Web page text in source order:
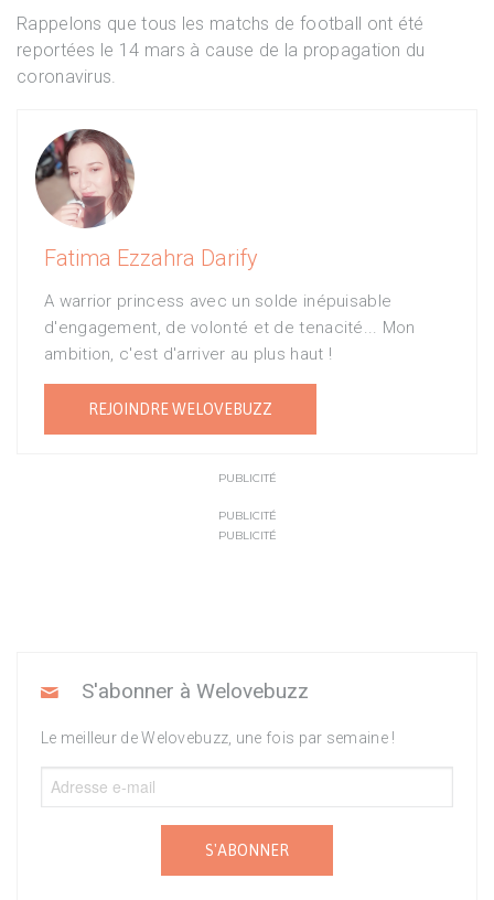
Rappelons que tous les matchs de football ont été
reportées le 14 mars à cause de la propagation du
coronavirus.
Fatima Ezzahra Darify
A warrior princess avec un solde inépuisable
d'engagement, de volonté et de tenacité... Mon
ambition, c'est d'arriver au plus haut !
REJOINDRE WELOVEBUZZ
PUBLICITÉ
PUBLICITÉ
PUBLICITÉ
S'abonner à Welovebuzz
Le meilleur de Welovebuzz, une fois par semaine !
S'ABONNER